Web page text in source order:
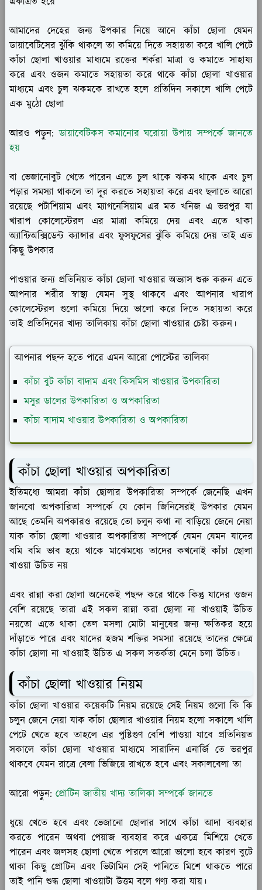
আমাদের দেহের জন্য উপকার নিয়ে আনে কাঁচা ছোলা যেমন
ডায়াবেটিসের ঝুঁকি থাকলে তা কমিয়ে দিতে সহায়তা করে খালি পেটে
কাঁচা ছোলা খাওয়ার মাধ্যমে রক্তের শর্করা মাত্রা ও কমাতে সাহায্য
করে এবং ওজন কমাতে সহায়তা করে থাকে কাঁচা ছোলা খাওয়ার
মাধ্যমে এবং চুল ঝকমকে রাখতে হলে প্রতিদিন সকালে খালি পেটে
এক মুঠো ছোলা
আরও পড়ুন:ডায়াবেটিকস কমানোর ঘরোয়া উপায় সম্পর্কে জানতে
হয়
বা ভেজানোবুট খেতে পারেন এতে চুল থাকে ঝকম থাকে এবং চুল
পড়ার সমস্যা থাকলে তা দূর করতে সহায়তা করে এবং ছলাতে আরো
রয়েছে পটাশিয়াম এবং ম্যাগনেসিয়াম এর মত খনিজ এ ভরপুর যা
খারাপ কোলেস্টেরল এর মাত্রা কমিয়ে দেয় এবং এতে থাকা
অ্যান্টিঅক্সিডেন্ট ক্যান্সার এবং ফুসফুসের ঝুঁকি কমিয়ে দেয় তাই এত
কিছু উপকার
পাওয়ার জন্য প্রতিনিয়ত কাঁচা ছোলা খাওয়ার অভ্যাস শুরু করুন এতে
আপনার শরীর স্বাস্থ্য যেমন সুস্থ থাকবে এবং আপনার খারাপ
কোলেস্টেরল গুলো কমিয়ে দিয়ে ভালো করে দিতে সহায়তা করে
তাই প্রতিদিনের খাদ্য তালিকায় কাঁচা ছোলা খাওয়ার চেষ্টা করুন।
আপনার পছন্দ হতে পারে এমন আরো পোস্টের তালিকা
কাঁচা বুট কাঁচা বাদাম এবং কিসমিস খাওয়ার উপকারিতা
মসুর ডালের উপকারিতা ও অপকারিতা
কাঁচা বাদাম খাওয়ার উপকারিতা ও অপকারিতা
কাঁচা ছোলা খাওয়ার অপকারিতা
ইতিমধ্যে আমরা কাঁচা ছোলার উপকারিতা সম্পর্কে জেনেছি এখন
জানবো অপকারিতা সম্পর্কে যে কোন জিনিসেরই উপকার যেমন
আছে তেমনি অপকারও রয়েছে তো চলুন কথা না বাড়িয়ে জেনে নেয়া
যাক কাঁচা ছোলা খাওয়ার অপকারিতা সম্পর্কে যেমন যেমন যাদের
বমি বমি ভাব হয়ে থাকে মাঝেমধ্যে তাদের কখনোই কাঁচা ছোলা
খাওয়া উচিত নয়
এবং রান্না করা ছোলা অনেকেই পছন্দ করে থাকে কিন্তু যাদের ওজন
বেশি রয়েছে তারা এই সকল রান্না করা ছোলা না খাওয়াই উচিত
নয়তো এতে থাকা তেল মসলা মোটা মানুষের জন্য ক্ষতিকর হয়ে
দাঁড়াতে পারে এবং যাদের হজম শক্তির সমস্যা রয়েছে তাদের ক্ষেত্রে
কাঁচা ছোলা না খাওয়াই উচিত এ সকল সতর্কতা মেনে চলা উচিত।
কাঁচা ছোলা খাওয়ার নিয়ম
কাঁচা ছোলা খাওয়ার কয়েকটি নিয়ম রয়েছে সেই নিয়ম গুলো কি কি
চলুন জেনে নেয়া যাক কাঁচা ছোলার খাওয়ার নিয়ম হলো সকালে খালি
পেটে খেতে হবে তাহলে এর পুষ্টিগুণ বেশি পাওয়া যাবে প্রতিনিয়ত
সকালে কাঁচা ছোলা খাওয়ার মাধ্যমে সারাদিন এনার্জি তে ভরপুর
থাকবে যেমন রাত্রে বেলা ভিজিয়ে রাখতে হবে এবং সকালবেলা তা
আরো পড়ুন: প্রোটিন জাতীয় খাদ্য তালিকা সম্পর্কে জানতে
ধুয়ে খেতে হবে এবং ভেজানো ছোলার সাথে কাঁচা আদা ব্যবহার
করতে পারেন অথবা পেয়াজ ব্যবহার করে একত্রে মিশিয়ে খেতে
পারেন এবং জলসহ ছোলা খেতে পারলে আরো ভালো হবে কারণ বুটে
থাকা কিছু প্রোটিন এবং ভিটামিন সেই পানিতে মিশে থাকতে পারে
তাই পানি শুদ্ধ ছোলা খাওয়াটা উত্তম বলে গণ্য করা যায়।